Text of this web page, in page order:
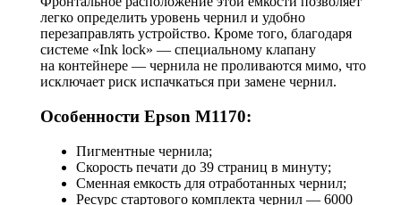
легко определить уровень чернил и удобно
перезаправлять устройство. Кроме того, благодаря
системе «Ink lock» — специальному клапану
на контейнере — чернила не проливаются мимо, что
исключает риск испачкаться при замене чернил.
Особенности Epson M1170:
Пигментные чернила;
Скорость печати до 39 страниц в минуту;
Сменная емкость для отработанных чернил;
Ресурс стартового комплекта чернил — 6000